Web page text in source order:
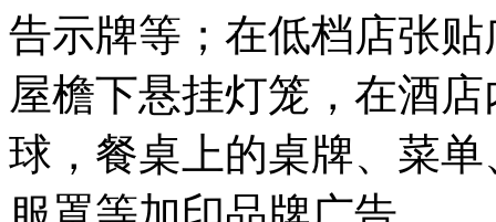
告示牌等；在低档店张
屋檐下悬挂灯笼，在酒
球，餐桌上的桌牌、菜